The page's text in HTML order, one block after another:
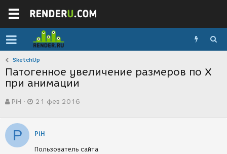
SketchUp
Патогенное увеличение размеров по Х
при анимации
в
о
р
т
е
PiH
а
с
з
21 фев 2016
P PiH
Пользователь сайта